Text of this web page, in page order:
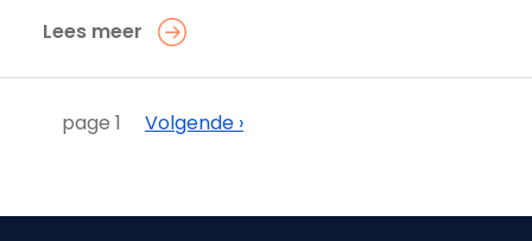
Lees meer
Paginering
page 1 Volgende
Volgende ›